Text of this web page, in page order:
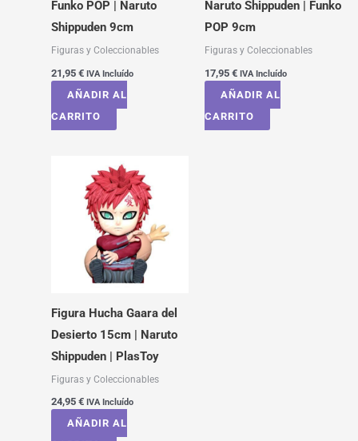
Funko POP | Naruto
Shippuden 9cm
Figuras y Coleccionables
21,95 € IVA Incluído
AÑADIR AL
CARRITO
Naruto Shippuden | Funko
POP 9cm
Figuras y Coleccionables
17,95 € IVA Incluído
AÑADIR AL
CARRITO
Figura Hucha Gaara del
Desierto 15cm | Naruto
Shippuden | PlasToy
Figuras y Coleccionables
24,95 € IVA Incluído
AÑADIR AL